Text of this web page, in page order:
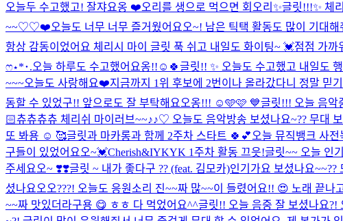
오늘두 수고했고! 잘쟈요옹 ❤️오리를 생으로 먹으면 회오리 ✨글릿!!!✨ 체
~~♡♡❤️오늘도 너무 너무 즐거웠어요오~! 남은 틱택 활동도 많이 기
항상 감동이었어요 체리시 마이 글릿 푹 쉬고 내일도 화이팅~ 💓점점 가까
ෆ‪⋆*･.오늘 하루도 수고했어요옹!!☺️🍀글릿!! ✨ 오늘도 수고했고 내일도
~~~오늘도 사랑해요❤️지금까지 1위 후보에 2번이나 올라갔다니 정말 믿
동할 수 있었구!! 앞으로도 잘 부탁해요오옹!!! ☺️🩵🩷 💙글릿!!! 오늘 음악
🏻츄츄츄츄 체리쉬 마이러브~~♪♪♡ 오늘도 음악방송 보셨나요~?? 무대
또 봐용 ☺️ 🥰글릿과 마카롱과 함께 2주차 스타트 🍀💕 오늘 뮤직뱅크 사
구들이 있었어요오~💓Cherish&IYKYK 1주차 활동 끄읏!글릿~~ 오늘 인
주세요오~ ❣️❣️글릿 ~ 내가 좋다구 ?? (feat. 김모카)인기가요 보셨나요
셨나요오오???! 오늘도 응원소리 진~~짜 많~~이 들렸어요!! 😍 노래 끝
~~짜 맛있더라구용 😋 ㅎㅎ 다 먹었어요^^글릿!! 오늘 음중 잘 보셨나요?!